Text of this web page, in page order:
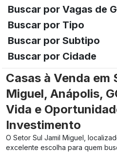
Buscar por Vagas de
Buscar por Tipo
Buscar por Subtipo
Buscar por Cidade
Casas à Venda em
Miguel, Anápolis,
Vida e
Investimento
O Setor Sul Jamil Miguel,
excelente escolha para quem